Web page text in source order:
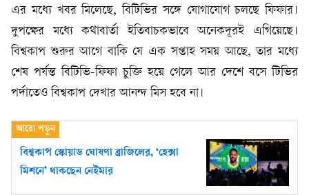
এর মধ্যে খবর মিলেছে, বিটিভির সঙ্গে যোগাযোগ চলছে ফিফার।
দুপক্ষের মধ্যে কথাবার্তা ইতিবাচকভাবে অনেকদূরই এগিয়েছে।
বিশ্বকাপ শুরুর আগে বাকি যে এক সপ্তাহ সময় আছে, তার মধ্যে
শেষ পর্যন্ত বিটিভি-ফিফা চুক্তি হয়ে গেলে আর দেশে বসে টিভির
পর্দাতেও বিশ্বকাপ দেখার আনন্দ মিস হবে না।
বিশ্বকাপ স্কোয়াড ঘোষণা ব্রাজিলের, ‘হেক্সা
মিশনে’ থাকছেন নেইমার